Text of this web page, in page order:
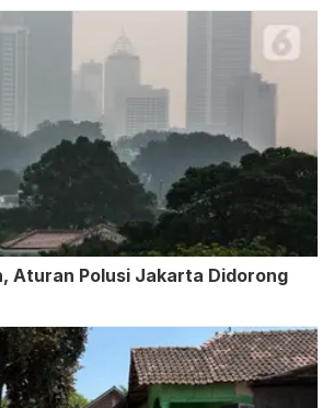
Aturan Polusi Jakarta Didorong